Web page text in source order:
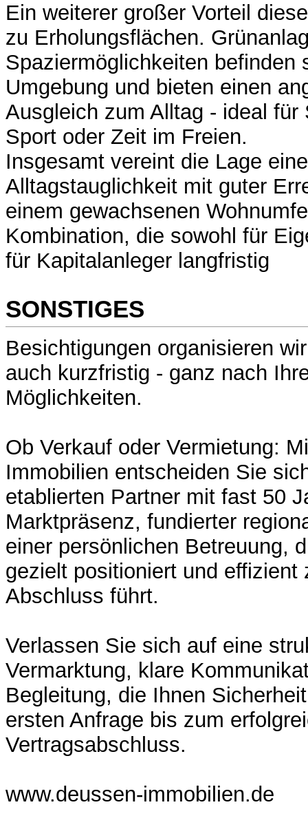
Ein weiterer großer Vorteil
zu Erholungsflächen.
Spaziermöglichkeiten befinden
Umgebung und bieten einen
Ausgleich zum Alltag - ideal für
Sport oder Zeit im Freien.
Insgesamt vereint die Lage
Alltagstauglichkeit mit guter
einem gewachsenen
Kombination, die sowohl für
für Kapitalanleger langfristig
SONSTIGES
Besichtigungen organisieren
auch kurzfristig - ganz nach
Möglichkeiten.
Ob Verkauf oder Vermietung:
Immobilien entscheiden Sie
etablierten Partner mit fast 50
Marktpräsenz, fundierter
einer persönlichen Betreuung,
gezielt positioniert und effizient
Abschluss führt.
Verlassen Sie sich auf eine
Vermarktung, klare
Begleitung, die Ihnen
ersten Anfrage bis zum
Vertragsabschluss.
www.deussen-immobilien.de